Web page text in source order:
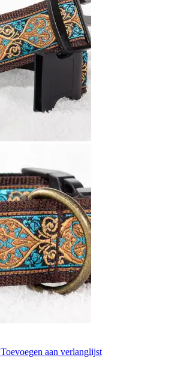
Toevoegen aan verlanglijst